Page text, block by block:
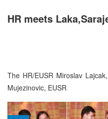
HR meets
The HR/EUSR Miroslav
Mujezinovic, EUSR